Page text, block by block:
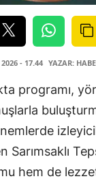
- 17.44 YAZAR:
programı,
Sarımsaklı
hem de